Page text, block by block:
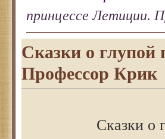
принцессе Летиции.
Сказки о глупой
Профессор Крик
Сказки о